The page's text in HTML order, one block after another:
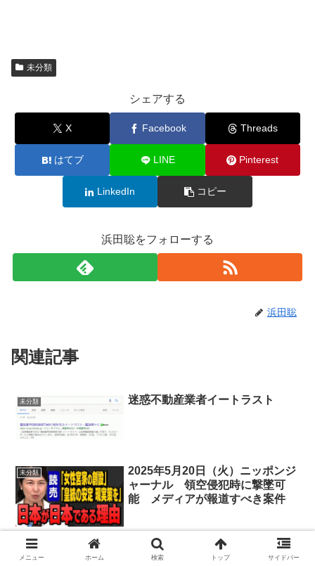
未分類
シェアする
X Facebook Threads
はてブ LINE Pinterest
LinkedIn コピー
浜田聡をフォローする
浜田聡
関連記事
未分類 迷惑不動産業者イートラスト
未分類
2025年5月20日（火）ニッポンジ
ャーナル 領空侵犯時に撃墜可
能 メディアが報道すべき案件
未分類
水道事業のコンセッション方式に
メニュー ホーム 検索 トップ サイドバー